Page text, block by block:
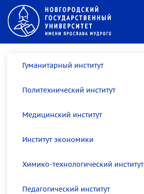
Гуманитарный институт
Политехнический институт
Медицинский институт
Институт экономики
Химико-технологический институт
Педагогический институт